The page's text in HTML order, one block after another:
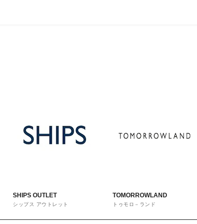
SHIPS OUTLET
シップス アウトレット
TOMORROWLAND
トゥモロ－ランド